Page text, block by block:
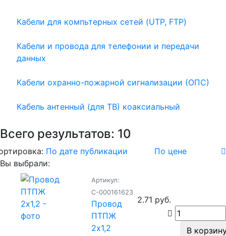
Кабели для компьтерных сетей (UTP, FTP)
Кабели и провода для телефонии и передачи
данных
Кабели охранно-пожарной сигнализации (ОПС)
Кабель антенный (для ТВ) коаксиальный
Всего результатов: 10
По дате публикации
По цене
Вы выбрали:
Артикул:
С-000161623
Провод
ПТПЖ
2х1,2
2.71 руб.
В